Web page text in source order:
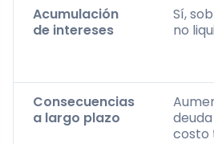
Acumulación
de intereses
Sí,
no
Consecuencias
a largo plazo
costo